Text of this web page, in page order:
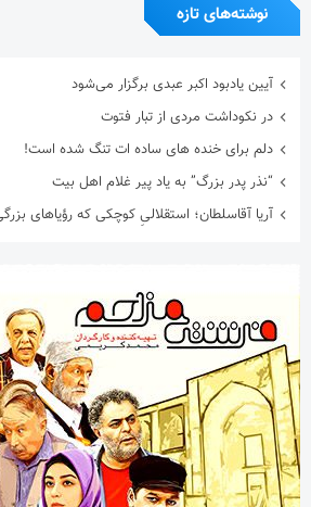
نوشته‌های تازه
آیین یادبود اکبر عبدی برگزار می‌شود
در نکوداشت مردی از تبار فتوت
دلم برای خنده های ساده ات تنگ شده است!
“نذر پدر بزرگ” به یاد پیر غلام اهل بیت
آریا آقاسلطان؛ استقلالیِ کوچکی که رؤیاهای